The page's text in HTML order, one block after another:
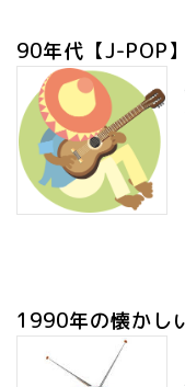
90年代【J-POP
1990年の懐かし